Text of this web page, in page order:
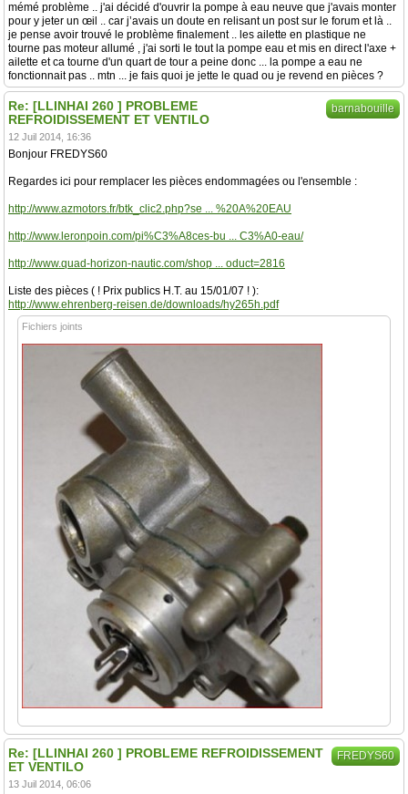
mémé problème .. j'ai décidé d'ouvrir la pompe à eau neuve que j'avais monter
pour y jeter un œil .. car j’avais un doute en relisant un post sur le forum et là ..
je pense avoir trouvé le problème finalement .. les ailette en plastique ne
tourne pas moteur allumé , j'ai sorti le tout la pompe eau et mis en direct l'axe +
ailette et ca tourne d'un quart de tour a peine donc ... la pompe a eau ne
fonctionnait pas .. mtn ... je fais quoi je jette le quad ou je revend en pièces ?
barnabouille
Re: [LLINHAI 260 ] PROBLEME
REFROIDISSEMENT ET VENTILO
12 Juil 2014, 16:36
Bonjour FREDYS60
Regardes ici pour remplacer les pièces endommagées ou l'ensemble :
http://www.azmotors.fr/btk_clic2.php?se ... %20A%20EAU
http://www.leronpoin.com/pi%C3%A8ces-bu ... C3%A0-eau/
http://www.quad-horizon-nautic.com/shop ... oduct=2816
Liste des pièces ( ! Prix publics H.T. au 15/01/07 ! ):
http://www.ehrenberg-reisen.de/downloads/hy265h.pdf
Fichiers joints
FREDYS60
Re: [LLINHAI 260 ] PROBLEME REFROIDISSEMENT
ET VENTILO
13 Juil 2014, 06:06